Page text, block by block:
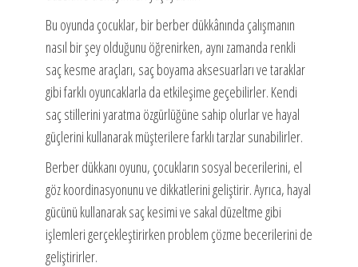
Bu oyunda çocuklar, bir berber dükkânında çalışmanın
nasıl bir şey olduğunu öğrenirken, aynı zamanda renkli
saç kesme araçları, saç boyama aksesuarları ve taraklar
gibi farklı oyuncaklarla da etkileşime geçebilirler. Kendi
saç stillerini yaratma özgürlüğüne sahip olurlar ve hayal
güçlerini kullanarak müşterilere farklı tarzlar sunabilirler.
Berber dükkanı oyunu, çocukların sosyal becerilerini, el
göz koordinasyonunu ve dikkatlerini geliştirir. Ayrıca, hayal
gücünü kullanarak saç kesimi ve sakal düzeltme gibi
işlemleri gerçekleştirirken problem çözme becerilerini de
geliştirirler.